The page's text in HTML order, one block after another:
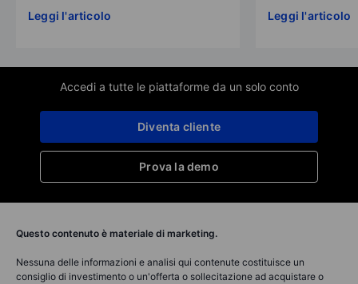
Leggi l'articolo
Leggi l'articolo
Accedi a tutte le piattaforme da un solo conto
Prova la demo
Diventa cliente
Questo contenuto è materiale di marketing.
Nessuna delle informazioni e analisi qui contenute costituisce un
consiglio di investimento o un'offerta o sollecitazione ad acquistare o